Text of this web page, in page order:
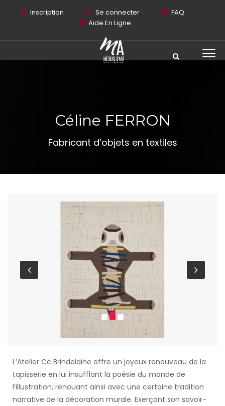
Inscription Se connecter
FAQ
Aide En Ligne
Céline FERRON
Fabricant d’objets en textiles
L’Atelier Cc Brindelaine offre un joyeux renouveau de la
tapisserie en lui insufflant la poésie du monde de
l’illustration, renouant ainsi avec une certaine tradition
narrative de la décoration murale. Exerçant son savoir-